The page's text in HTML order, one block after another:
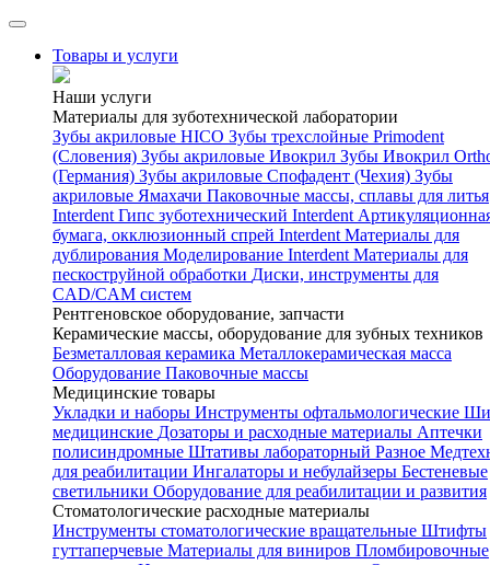
Товары и услуги
Наши услуги
Материалы для зуботехнической лаборатории
Зубы акриловые HICO Зубы трехслойные Primodent
(Словения) Зубы акриловые Ивокрил Зубы Ивокрил
(Германия) Зубы акриловые Спофадент (Чехия) Зубы
акриловые Ямахачи Паковочные массы, сплавы для литья
Interdent Гипс зуботехнический Interdent
бумага, окклюзионный спрей Interdent Материалы для
дублирования Моделирование Interdent Материалы для
пескоструйной обработки Диски, инструменты для
CAD/CAM систем
Рентгеновское оборудование, запчасти
Керамические массы, оборудование для зубных техников
Безметалловая керамика Металлокерамическая масса
Оборудование Паковочные массы
Медицинские товары
Укладки и наборы Инструменты офтальмологические
медицинские Дозаторы и расходные материалы Аптечки
полисиндромные Штативы лабораторный Разное
для реабилитации Ингалаторы и небулайзеры Бестеневые
светильники Оборудование для реабилитации и развития
Стоматологические расходные материалы
Инструменты стоматологические вращательные Штифты
гуттаперчевые Материалы для виниров Пломбировочные